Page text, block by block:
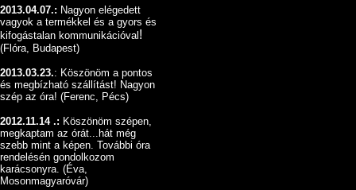
2013.04.07.: Nagyon elégedett
vagyok a termékkel és a gyors és
kifogástalan kommunikációval !
(Flóra, Budapest)
2013.03.23.: Köszönöm a pontos
és megbízható szállítást! Nagyon
szép az óra! (Ferenc, Pécs)
2012.11.14 .: Köszönöm szépen,
megkaptam az órát...hát még
szebb mint a képen. További óra
rendelésén gondolkozom
karácsonyra. (Éva,
Mosonmagyaróvár)